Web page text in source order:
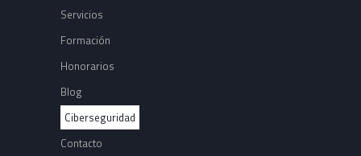
Servicios
Formación
Honorarios
Blog
Ciberseguridad
Contacto